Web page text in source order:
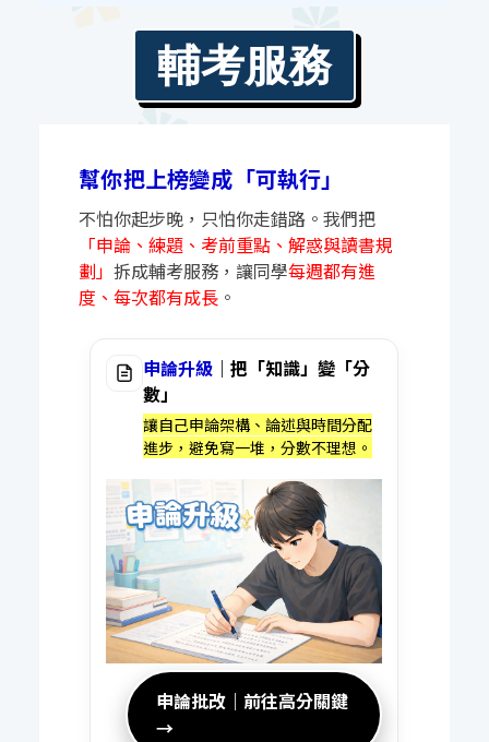
輔考服務
幫你把上榜變成「可執行」
不怕你起步晚，只怕你走錯路。我們把
「申論、練題、考前重點、解惑與讀書規
劃」拆成輔考服務，讓同學每週都有進
度、每次都有成長 。
申論升級 ｜把「知識」變「分
數」
讓自己申論架構、論述與時間分配
進步，避免寫一堆，分數不理想。
申論批改｜前往高分關鍵
→